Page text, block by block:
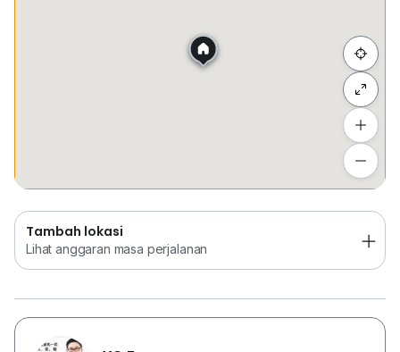
Tambah lokasi
Lihat anggaran masa perjalanan